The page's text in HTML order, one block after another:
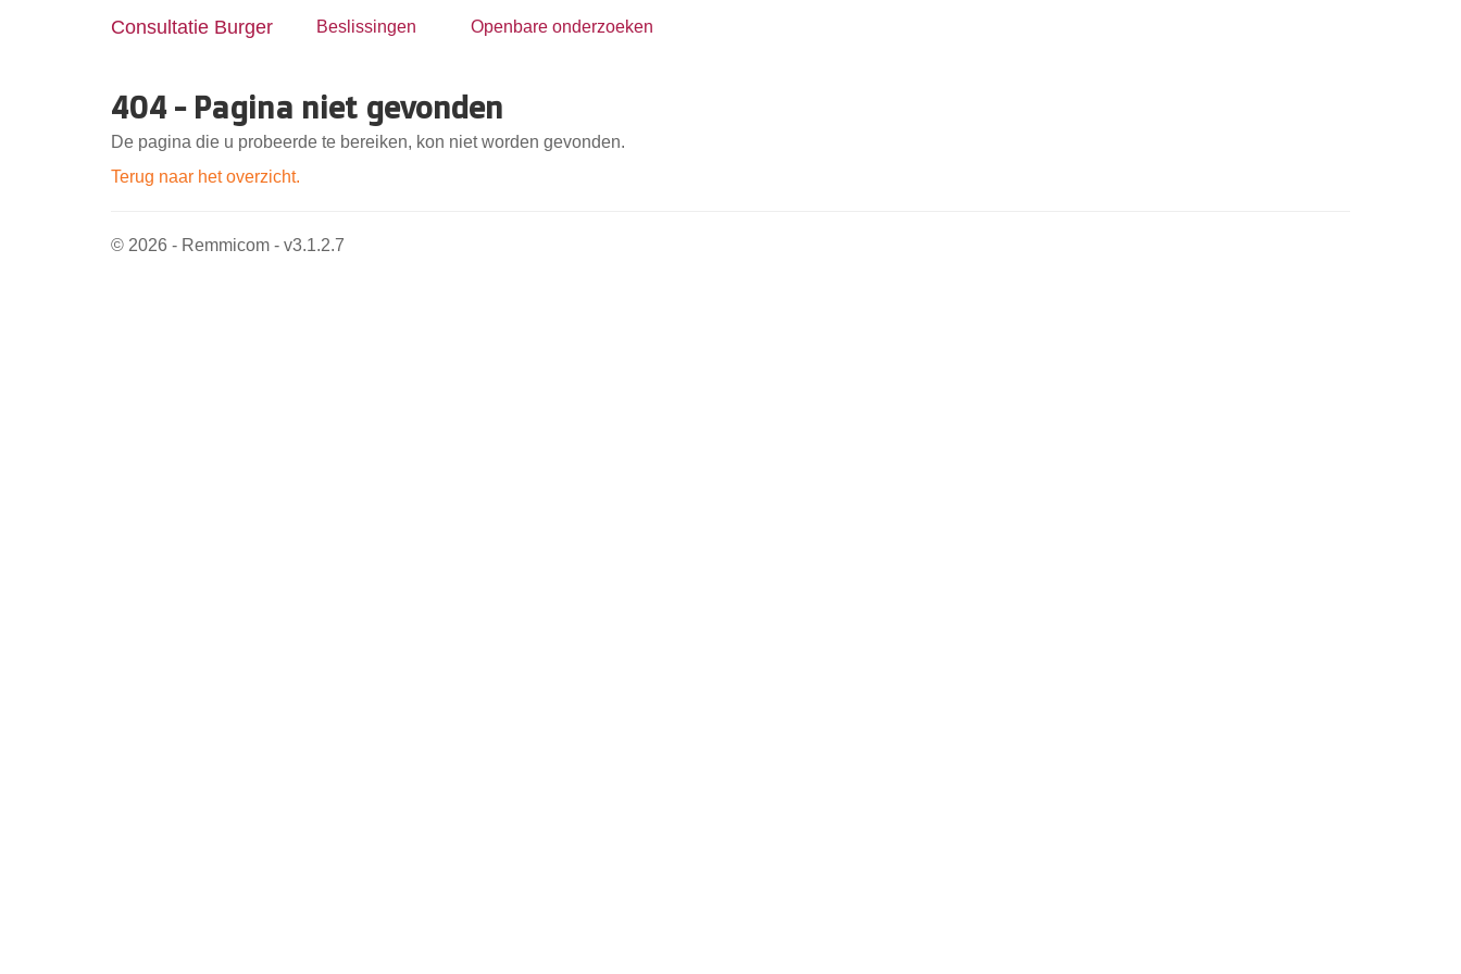
Consultatie Burger Beslissingen Openbare onderzoeken
404 - Pagina niet gevonden
De pagina die u probeerde te bereiken, kon niet worden gevonden.
Terug naar het overzicht.
© 2026 - Remmicom - v3.1.2.7